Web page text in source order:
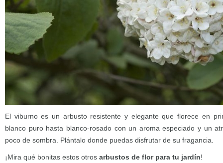
El viburno es un arbusto resistente y elegante que florece en
blanco puro hasta blanco-rosado con un aroma especiado y un
poco de sombra. Plántalo donde puedas disfrutar de su fragancia.
¡Mira qué bonitas estos otros arbustos de flor para tu jardín!